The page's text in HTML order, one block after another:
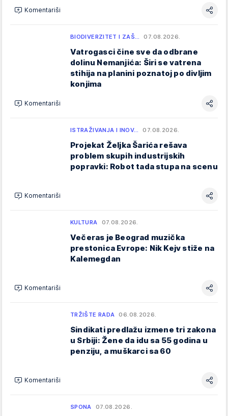
Komentariši
BIODIVERZITET I ZAŠ… 07.08.2026.
Vatrogasci čine sve da odbrane
dolinu Nemanjića: Širi se vatrena
stihija na planini poznatoj po divljim
konjima
Komentariši
ISTRAŽIVANJA I INOV… 07.08.2026.
Projekat Željka Šarića rešava
problem skupih industrijskih
popravki: Robot tada stupa na scenu
Komentariši
KULTURA 07.08.2026.
Večeras je Beograd muzička
prestonica Evrope: Nik Kejv stiže na
Kalemegdan
Komentariši
TRŽIŠTE RADA 06.08.2026.
Sindikati predlažu izmene tri zakona
u Srbiji: Žene da idu sa 55 godina u
penziju, a muškarci sa 60
Komentariši
SPONA 07.08.2026.